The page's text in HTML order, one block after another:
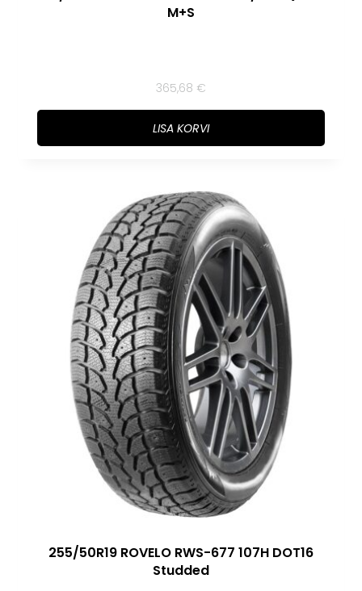
M+S
365,68 €
LISA KORVI
255/50R19 ROVELO RWS-677 107H DOT16
Studded